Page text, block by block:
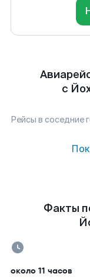
с
Рейсы в соседние
Факты
около 11 часов